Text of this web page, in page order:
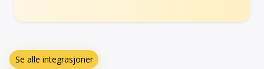
Se alle integrasjoner